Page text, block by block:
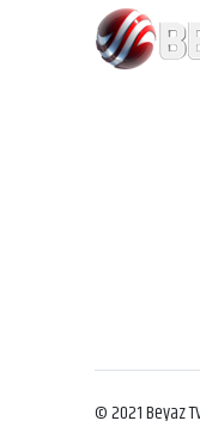
© 2021 Beyaz